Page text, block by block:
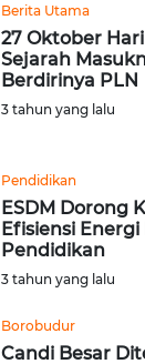
Berita Utama
27 Oktober
Sejarah
Berdirinya PLN
3 tahun yang lalu
Pendidikan
ESDM Dorong
Efisiensi
Pendidikan
3 tahun yang lalu
Borobudur
Candi Besar